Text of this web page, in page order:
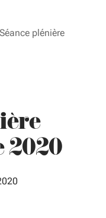
Séance plénière
2020